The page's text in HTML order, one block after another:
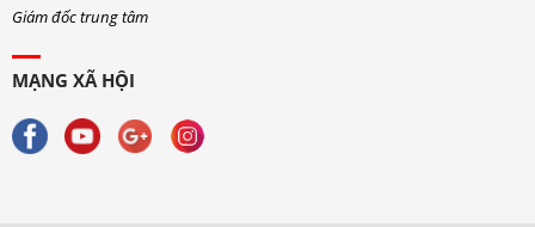
Giám đốc trung tâm
MẠNG XÃ HỘI